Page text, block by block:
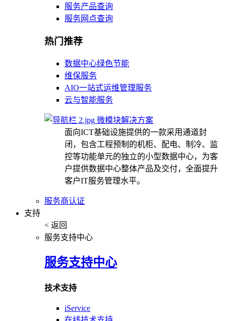
服务产品查询
服务网点查询
热门推荐
数据中心绿色节能
维保服务
AIO一站式运维管理服务
云与智能服务
微模块解决方案
面向ICT基础设施提供的一款采用通道封
闭，包含工程预制的机柜、配电、制冷、监
控等功能单元的独立的小型数据中心，为客
户提供数据中心整体产品及交付，全面提升
客户IT服务管理水平。
服务商认证
支持
< 返回
服务支持中心
服务支持中心
技术支持
iService